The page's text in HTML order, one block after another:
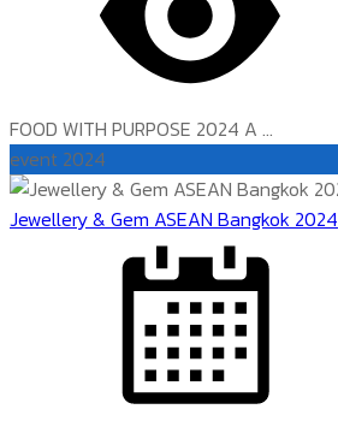
FOOD WITH PURPOSE 2024 A ...
event 2024
Jewellery & Gem ASEAN Bangkok 2024